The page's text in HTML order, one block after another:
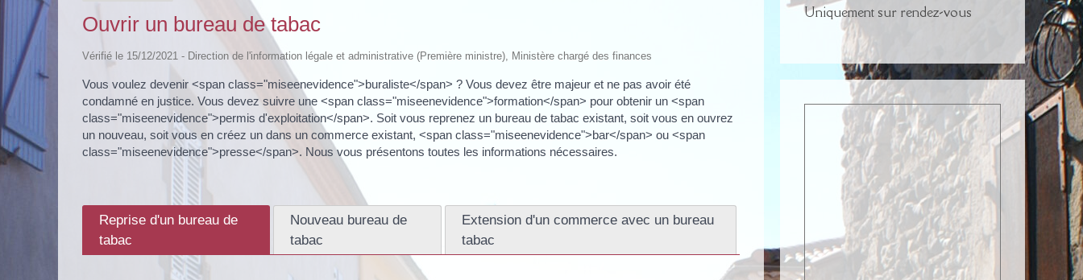
Ouvrir un bureau de tabac
Vérifié le 15/12/2021 - Direction de l'information légale et administrative (Première ministre), Ministère chargé des finances
Vous voulez devenir <span class="miseenevidence">buraliste</span> ? Vous devez être majeur et ne pas avoir été
condamné en justice. Vous devez suivre une <span class="miseenevidence">formation</span> pour obtenir un <span
class="miseenevidence">permis d'exploitation</span>. Soit vous reprenez un bureau de tabac existant, soit vous en ouvrez
un nouveau, soit vous en créez un dans un commerce existant, <span class="miseenevidence">bar</span> ou <span
class="miseenevidence">presse</span>. Nous vous présentons toutes les informations nécessaires.
Reprise d'un bureau de
tabac
Nouveau bureau de
tabac
Extension d'un commerce avec un bureau
tabac
Uniquement sur rendez-vous